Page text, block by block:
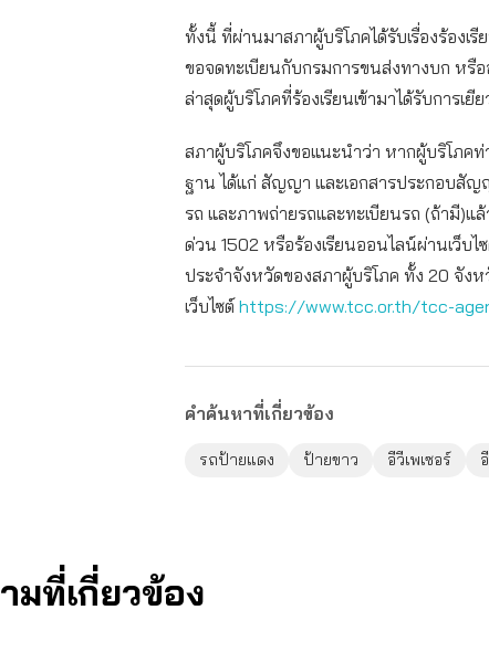
ทั้งนี้ ที่ผ่านมาสภาผู้บริโภคได้รับเรื่องร้อง
ขอจดทะเบียนกับกรมการขนส่งทางบก หรื
ล่าสุดผู้บริโภคที่ร้องเรียนเข้ามาได้รับการเยี
สภาผู้บริโภคจึงขอแนะนำว่า หากผู้บริโภค
ฐาน ได้แก่ สัญญา และเอกสารประกอบสัญ
รถ และภาพถ่ายรถและทะเบียนรถ (ถ้ามี)แ
ด่วน 1502 หรือร้องเรียนออนไลน์ผ่านเว็บ
ประจำจังหวัดของสภาผู้บริโภค ทั้ง 20 จังห
เว็บไซต์ https://www.tcc.or.th/tcc-
คำค้นหาที่เกี่ยวข้อง
รถป้ายแดง ป้ายขาว อีวีเพเซอร์
มที่เกี่ยวข้อง